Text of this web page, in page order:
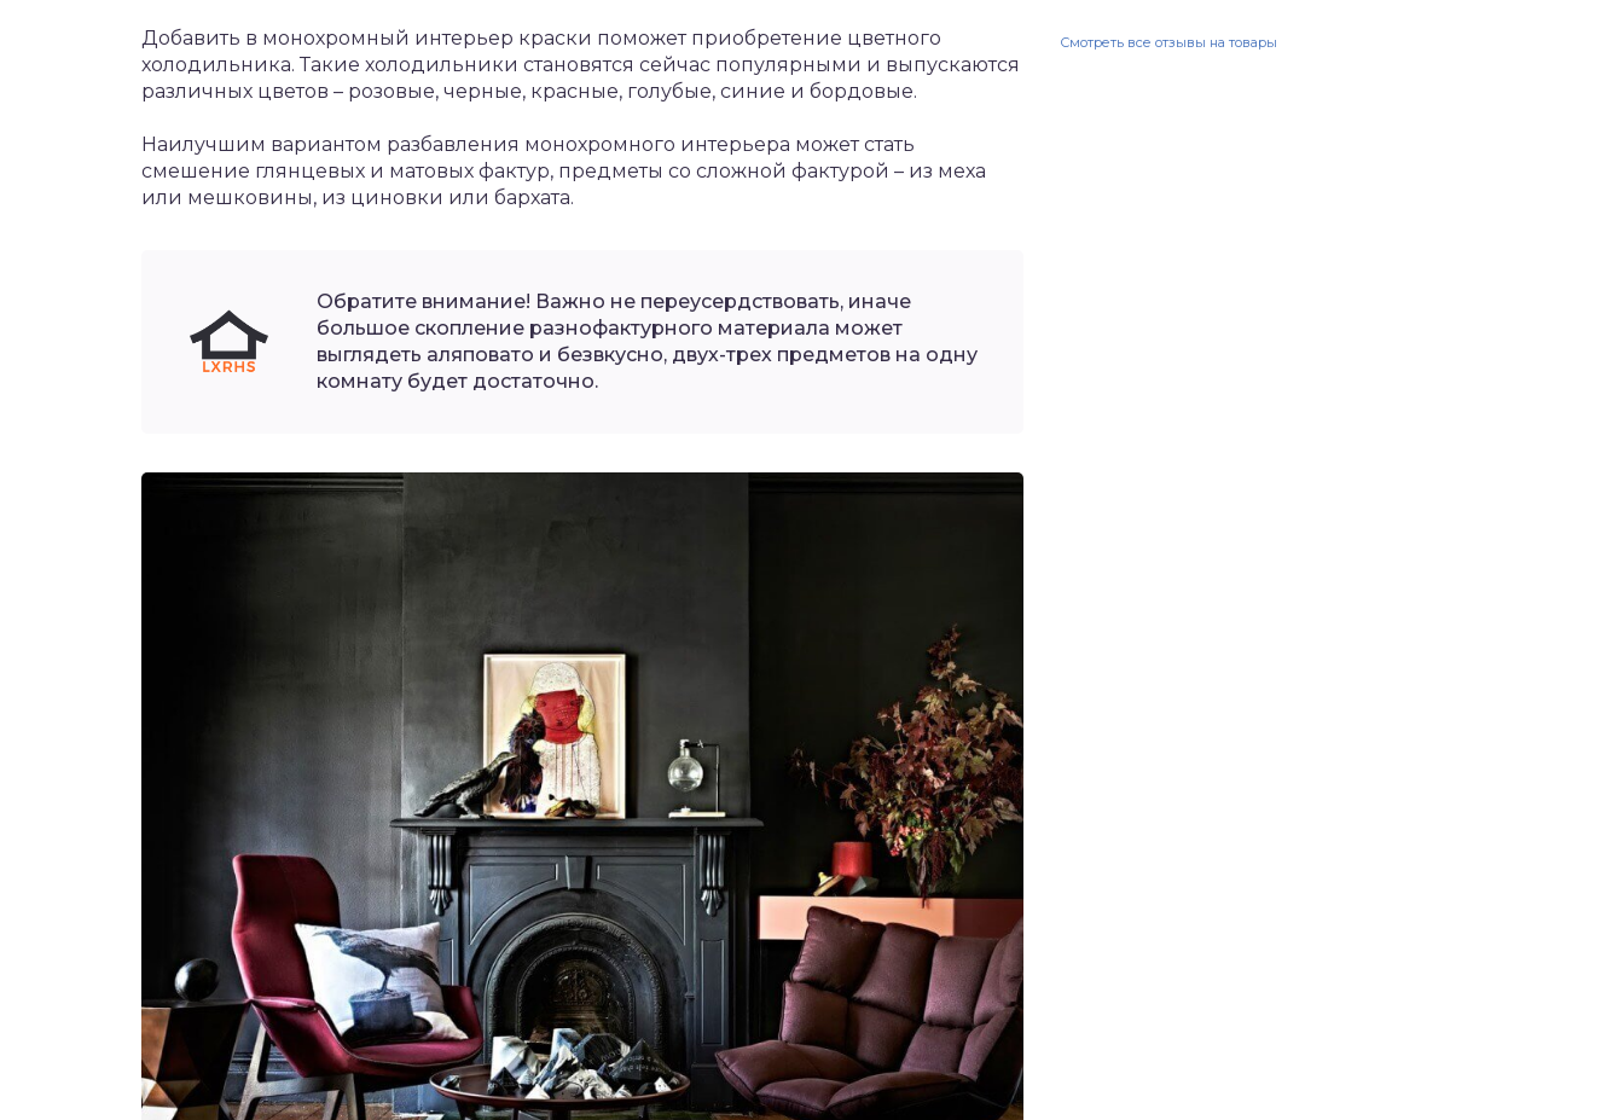
Добавить в монохромный интерьер краски поможет приобретение цветного
холодильника. Такие холодильники становятся сейчас популярными и выпускаются
различных цветов – розовые, черные, красные, голубые, синие и бордовые.
Наилучшим вариантом разбавления монохромного интерьера может стать
смешение глянцевых и матовых фактур, предметы со сложной фактурой – из меха
или мешковины, из циновки или бархата.
Обратите внимание! Важно не переусердствовать, иначе
большое скопление разнофактурного материала может
выглядеть аляповато и безвкусно, двух-трех предметов на одну
комнату будет достаточно.
Смотреть все отзывы на товары